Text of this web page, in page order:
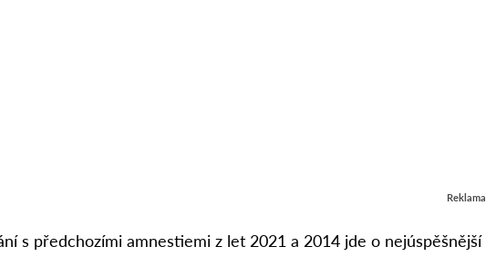
Reklama
s předchozími amnestiemi z let 2021 a 2014 jde o nejúspěšnější